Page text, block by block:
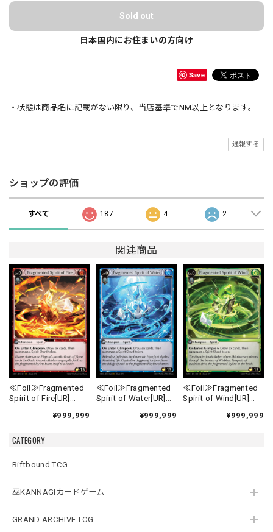
CATEGORY
Riftbound TCG
巫KANNAGIカードゲーム
GRAND ARCHIVE TCG
Sold out
日本国内にお住まいの方向け
Save
・状態は商品名に記載がない限り、当店基準でNM以上となります。
通報する
ショップの評価
すべて 187 4 2
関連商品
≪Foil≫Fragmented
Spirit of Fire[UR]
¥999,999
≪Foil≫Fragmented
Spirit of Water[UR]
¥999,999
≪Foil≫Fragmented
Spirit of Wind[UR]
¥999,999